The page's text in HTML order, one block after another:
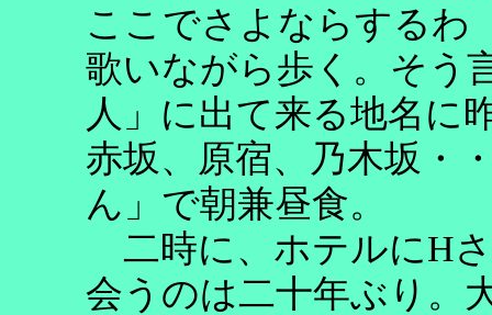
ここでさよならする
歌いながら歩く。そう
人」に出て来る地名に
赤坂、原宿、乃木坂・
ん」で朝兼昼食。
二時に、ホテルにH
会うのは二十年ぶり。